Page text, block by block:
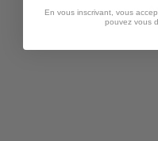
En vous inscrivant, vous
pouvez vous